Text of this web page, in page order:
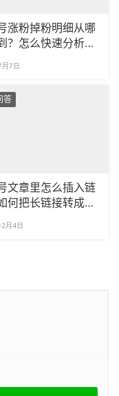
涨粉掉粉明细从哪
？怎么快速分析粉
月7日
答
文章里怎么插入链
何把长链接转成短
月4日